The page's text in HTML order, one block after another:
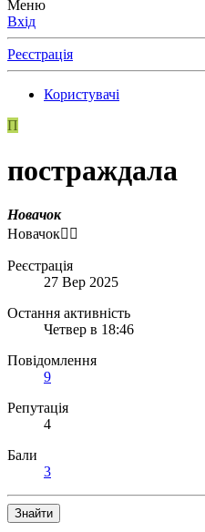
Меню
Вхід
Реєстрація
Користувачі
П
постраждала
Новачок
Новачок😶‍🌫️
Реєстрація
27 Вер 2025
Остання активність
Четвер в 18:46
Повідомлення
9
Репутація
4
Бали
3
Знайти